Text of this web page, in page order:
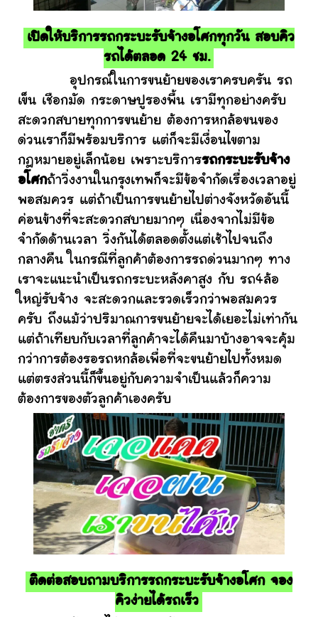
เปิดให้บริการรถกระบะรับจ้างอโศกทุกวัน สอบคิว
รถได้ตลอด 24 ชม.
อุปกรณ์ในการขนย้ายของเราครบครัน รถ
เข็น เชือกมัด กระดาษปูรองพื้น เรามีทุกอย่างครับ
สะดวกสบายทุกการขนย้าย ต้องการหกล้อขนของ
ด่วนเราก็มีพร้อมบริการ แต่ก็จะมีเงื่อนไขตาม
กฎหมายอยู่เล็กน้อย เพราะบริการรถกระบะรับจ้าง
อโศกถ้าวิ่งงานในกรุงเทพก็จะมีข้อจำกัดเรื่องเวลาอยู่
พอสมควร แต่ถ้าเป็นการขนย้ายไปต่างจังหวัดอันนี้
ค่อนข้างที่จะสะดวกสบายมากๆ เนื่องจากไม่มีข้อ
จำกัดด้านเวลา วิ่งกันได้ตลอดตั้งแต่เช้าไปจนถึง
กลางคืน ในกรณีที่ลูกค้าต้องการรถด่วนมากๆ ทาง
เราจะแนะนำเป็นรถกระบะหลังคาสูง กับ รถ4ล้อ
ใหญ่รับจ้าง จะสะดวกและรวดเร็วกว่าพอสมควร
ครับ ถึงแม้ว่าปริมาณการขนย้ายจะได้เยอะไม่เท่ากัน
แต่ถ้าเทียบกับเวลาที่ลูกค้าจะได้คืนมาบ้างอาจจะคุ้ม
กว่าการต้องรอรถหกล้อเพื่อที่จะขนย้ายไปทั้งหมด
แต่ตรงส่วนนี้ก็ขึ้นอยู่กับความจำเป็นแล้วก็ความ
ต้องการของตัวลูกค้าเองครับ
ติดต่อสอบถามบริการรถกระบะรับจ้างอโศก จอง
คิวง่ายได้รถเร็ว